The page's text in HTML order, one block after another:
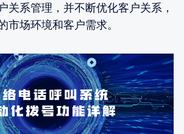
关系管理，并不断优化客户关系，
市场环境和客户需求。